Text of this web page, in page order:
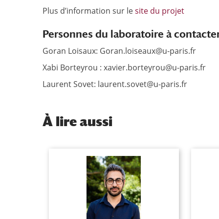
Plus d’information sur lesite du projet
Personnes du laboratoire à
Goran Loisaux: Goran.loiseaux@u-paris.fr
Xabi Borteyrou : xavier.borteyrou@u-paris.fr
Laurent Sovet: laurent.sovet@u-paris.fr
À lire aussi